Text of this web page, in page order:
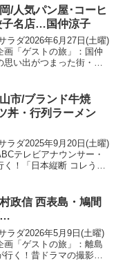
▼ 今が旬の高級魚！長崎
/人気パン屋･コーヒ
子名店…国仲涼子
ラダ2026年6月27日(土曜)
画「ゲストの旅」：国仲
い出がつまった街・福
者プレゼント：今回は
市/ブランド牛焼
丼・行列ラーメン
ラダ2025年9月20日(土曜)
テレビアナウンサー・
く！「日本縦断 コレうま
ランド牛 "おかやま和牛
政信 西表島・鳩間
…
ラダ2026年5月9日(土曜)
画「ゲストの旅」：離島
く！昔ドラマの撮影を